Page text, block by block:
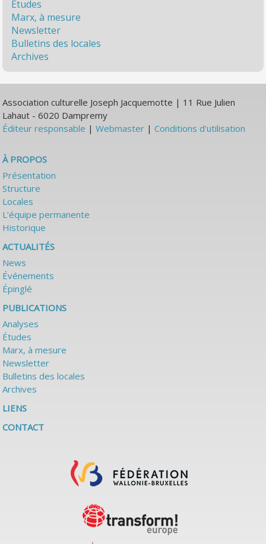
Études
Marx, à mesure
Newsletter
Bulletins des locales
Archives
Association culturelle Joseph Jacquemotte | 11 Rue Julien
Lahaut - 6020 Dampremy
Éditeur responsable |Webmaster |Conditions d'utilisation
À PROPOS
Présentation
Structure
Locales
L’équipe permanente
Historique
ACTUALITÉS
News
Événements
Épinglé
PUBLICATIONS
Analyses
Études
Marx, à mesure
Newsletter
Bulletins des locales
Archives
LIENS
CONTACT